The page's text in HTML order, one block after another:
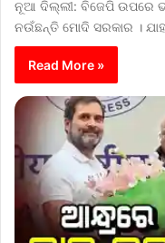
ନୂଆ ଦିଲ୍ଲୀ: ବିଜେପି ଉପରେ
ନଉଁଛନ୍ତି ମୋଦି ସରକାର ।
Read More »